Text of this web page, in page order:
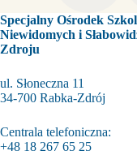
Specjalny Ośrodek
Niewidomych i
Zdroju
ul. Słoneczna 11
34-700 Rabka-Zdrój
Centrala telefoniczna:
+48 18 267 65 25